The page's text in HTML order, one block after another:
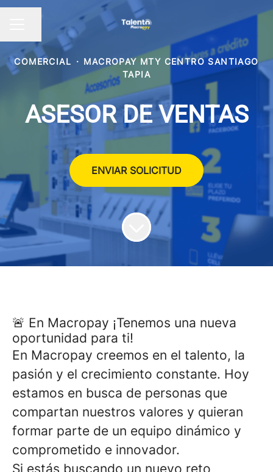
Menú de empleo
Compartir página
COMERCIAL · MACROPAY MTY CENTRO SANTIAGO
TAPIA
ASESOR DE VENTAS
ENVIAR SOLICITUD
🚨 En Macropay ¡Tenemos una nueva
oportunidad para ti!
En Macropay creemos en el talento, la
pasión y el crecimiento constante. Hoy
estamos en busca de personas que
compartan nuestros valores y quieran
formar parte de un equipo dinámico y
comprometido e innovador.
Si estás buscando un nuevo reto